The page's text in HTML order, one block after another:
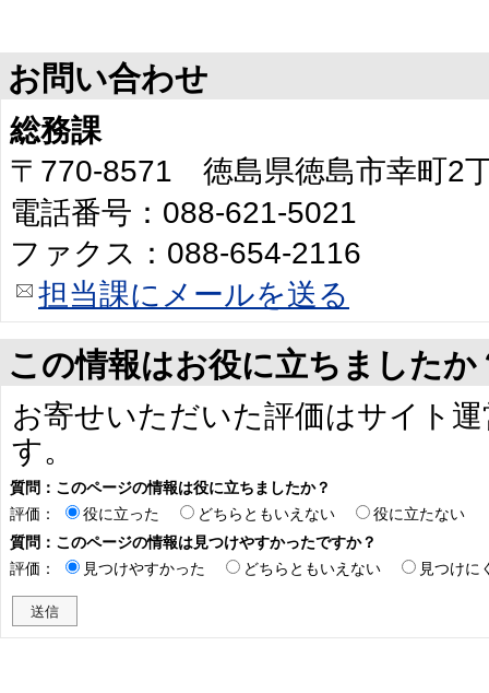
お問い合わせ
総務課
〒770-8571 徳島県徳島市幸町2
電話番号：088-621-5021
ファクス：088-654-2116
担当課にメールを送る
この情報はお役に立ちましたか
お寄せいただいた評価はサイト
す。
質問：このページの情報は役に立ちましたか？
評価：
役に立った どちらともいえない
役に立たない
質問：このページの情報は見つけやすかったですか？
評価：
見つけやすかった どちらともいえない 見つけに